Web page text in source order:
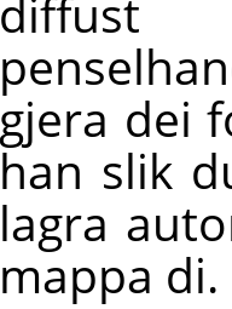
diffust
gjera dei
han slik
lagra
mappa di.